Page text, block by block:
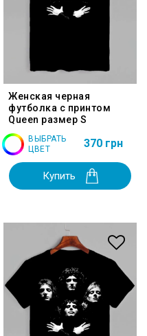
Женская черная
футболка с принтом
Queen размер S
ВЫБРАТЬ
ЦВЕТ
370 грн
Купить